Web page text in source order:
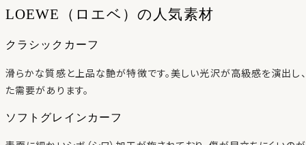
LOEWE（ロエベ）の人気素材
クラシックカーフ
滑らかな質感と上品な艶が特徴です。美しい光沢が高級感を演出し
た需要があります。
ソフトグレインカーフ